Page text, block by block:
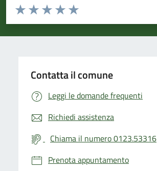
Valuta da 1 a 5 stelle la pagina
Valuta 5 stelle su 5
Valuta 4 stelle su 5
Valuta 3 stelle su 5
Valuta 2 stelle su 5
Valuta 1 stelle su 5
Contatta il comune
Leggi le domande frequenti
Richiedi assistenza
Chiama il numero 0123.53316
Prenota appuntamento